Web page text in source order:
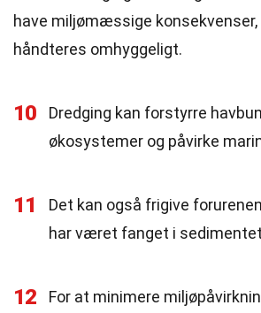
have miljømæssige konsekvenser,
håndteres omhyggeligt.
10
Dredging kan forstyrre
økosystemer og påvirke
11
Det kan også frigive
har været fanget i
12
For at minimere